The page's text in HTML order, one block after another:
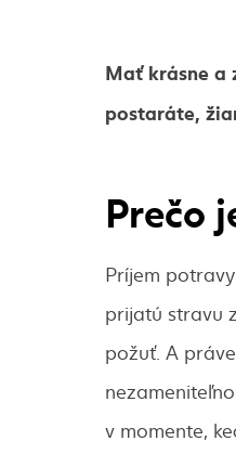
Mať krásne a
postaráte,
Prečo
Príjem
prijatú stravu
požuť. A
v momente,